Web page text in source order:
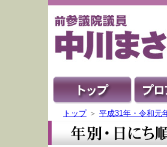
トップ＞ 平成31年・令和元